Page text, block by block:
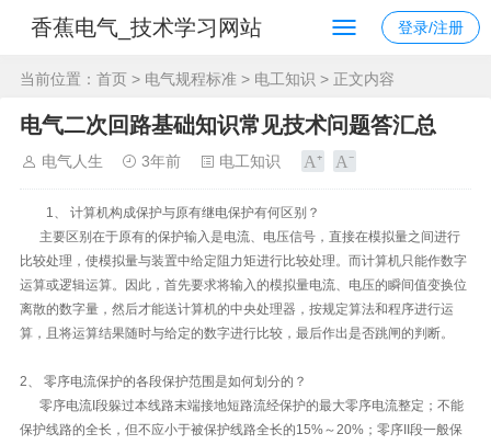
香蕉电气_技术学习网站 登录/注册
当前位置： 首页 > 电气规程标准 > 电工知识 > 正文内容
电气二次回路基础知识常见技术问题答汇总
电气人生 3年前 电工知识
1、 计算机构成保护与原有继电保护有何区别？
主要区别在于原有的保护输入是电流、电压信号，直接在模拟量之间进行
比较处理，使模拟量与装置中给定阻力矩进行比较处理。而计算机只能作数字
运算或逻辑运算。因此，首先要求将输入的模拟量电流、电压的瞬间值变换位
离散的数字量，然后才能送计算机的中央处理器，按规定算法和程序进行运
算，且将运算结果随时与给定的数字进行比较，最后作出是否跳闸的判断。
2、 零序电流保护的各段保护范围是如何划分的？
零序电流I段躲过本线路末端接地短路流经保护的最大零序电流整定；不能
保护线路的全长，但不应小于被保护线路全长的15%～20%；零序II段一般保